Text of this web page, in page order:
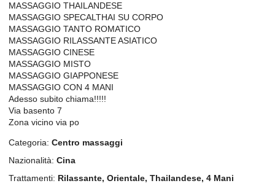
MASSAGGIO THAILANDESE
MASSAGGIO SPECALTHAI SU CORPO
MASSAGGIO TANTO ROMATICO
MASSAGGIO RILASSANTE ASIATICO
MASSAGGIO CINESE
MASSAGGIO MISTO
MASSAGGIO GIAPPONESE
MASSAGGIO CON 4 MANI
Adesso subito chiama!!!!!
Via basento 7
Zona vicino via po
Categoria: Centro massaggi
Nazionalità: Cina
Trattamenti: Rilassante, Orientale, Thailandese, 4 Mani